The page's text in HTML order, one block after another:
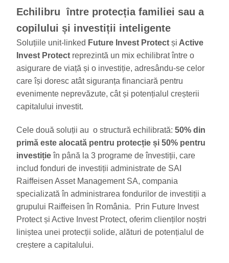
Echilibru între protecția familiei sau a
copilului și investiții inteligente
Soluțiile unit-linked Future Invest Protect și Active
Invest Protect reprezintă un mix echilibrat între o
asigurare de viață și o investiție, adresându-se celor
care își doresc atât siguranța financiară pentru
evenimente neprevăzute, cât și potențialul creșterii
capitalului investit.
Cele două soluții au o structură echilibrată: 50% din
primă este alocată pentru protecție și 50% pentru
investițieîn până la 3 programe de învestiții, care
includ fonduri de investiții administrate de SAI
Raiffeisen Asset Management SA, compania
specializată în administrarea fondurilor de investiții a
grupului Raiffeisen în România. Prin Future Invest
Protect și Active Invest Protect, oferim clienților noștri
liniștea unei protecții solide, alături de potențialul de
creștere a capitalului.